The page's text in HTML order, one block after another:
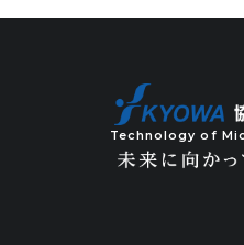
Technology of